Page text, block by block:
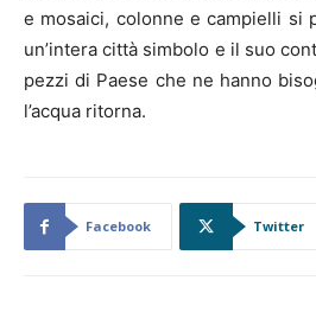
e mosaici, colonne e campielli si
un’intera città simbolo e il suo
pezzi di Paese che ne hanno
l’acqua ritorna.
Facebook Twitter